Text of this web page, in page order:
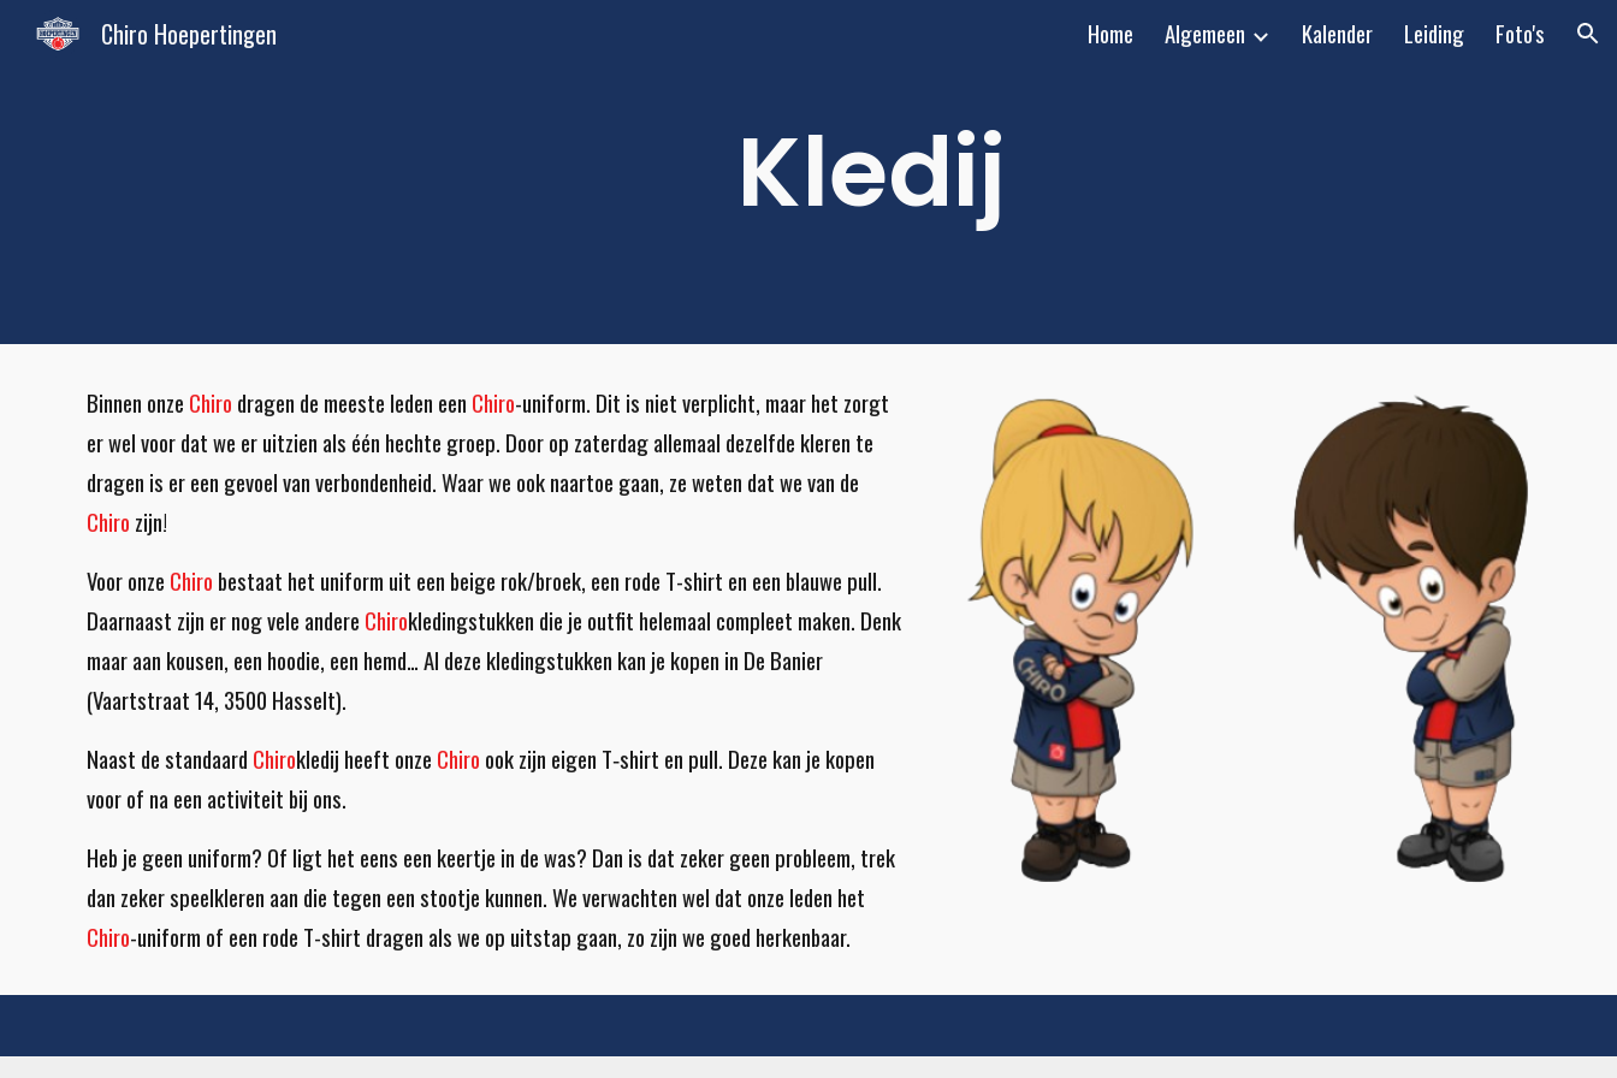
Skip to navigation
Chiro Hoepertingen Home Algemeen Kalender Leiding Foto's
Kledij
Binnen onze Chiro dragen de meeste leden een Chiro-uniform. Dit is niet verplicht, maar het zorgt
er wel voor dat we er uitzien als één hechte groep. Door op zaterdag allemaal dezelfde kleren te
dragen is er een gevoel van verbondenheid. Waar we ook naartoe gaan, ze weten dat we van de
Chiro zijn!
Voor onze Chiro bestaat het uniform uit een beige rok/broek, een rode T-shirt en een blauwe pull.
Daarnaast zijn er nog vele andere Chirokledingstukken die je outfit helemaal compleet maken. Denk
maar aan kousen, een hoodie, een hemd… Al deze kledingstukken kan je kopen in De Banier
(Vaartstraat 14, 3500 Hasselt).
Naast de standaard Chirokledij heeft onze Chiro ook zijn eigen T­‑shirt en pull. Deze kan je kopen
voor of na een activiteit bij ons.
Heb je geen uniform? Of ligt het eens een keertje in de was? Dan is dat zeker geen probleem, trek
dan zekerspeelkleren aan die tegen een stootje kunnen. We verwachten wel dat onze leden het
Chiro-uniform of een rode T-shirt dragen als we op uitstap gaan, zo zijn we goed herkenbaar.